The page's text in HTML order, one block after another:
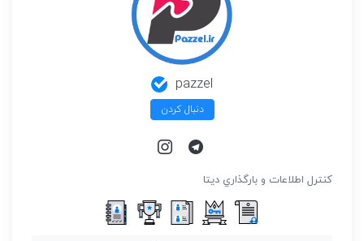
pazzel
دنبال کردن
كنترل اطلاعات و بارگذاري ديتا